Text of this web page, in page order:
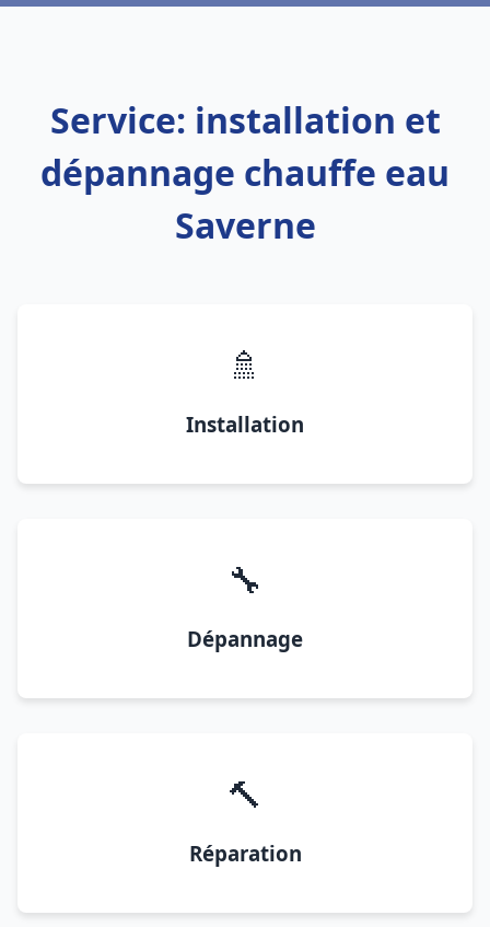
Service: installation et
dépannage chauffe eau
Saverne
🚿
Installation
🔧
Dépannage
🔨
Réparation